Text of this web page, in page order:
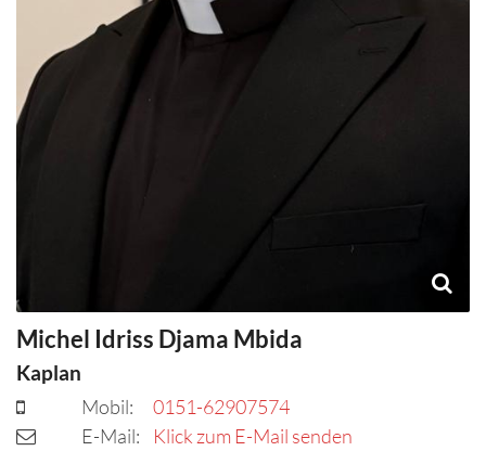
Michel Idriss Djama Mbida
Kaplan
Mobil:
0151-62907574
E-Mail:
Klick zum E-Mail senden